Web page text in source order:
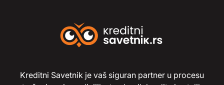
Kreditni Savetnik je vaš siguran partner u procesu